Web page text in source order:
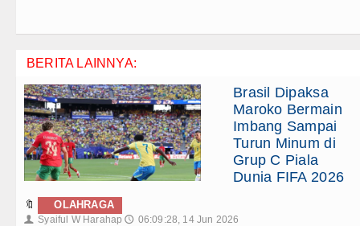
BERITA LAINNYA:
Brasil Dipaksa
Maroko Bermain
Imbang Sampai
Turun Minum di
Grup C Piala
Dunia FIFA 2026
🔖 OLAHRAGA
👤 Syaiful W Harahap 🕔 06:09:28, 14 Jun 2026